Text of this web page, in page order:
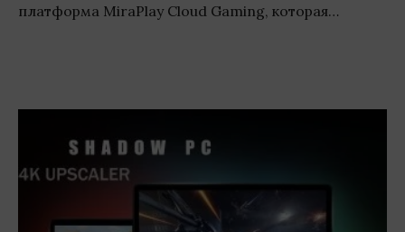
платформа MiraPlay Cloud Gaming, которая…